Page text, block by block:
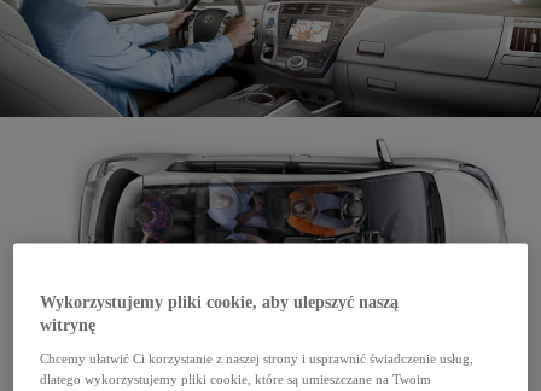
Moja Toyota
Wykorzystujemy pliki cookie, aby ulepszyć naszą
witrynę
Chcemy ułatwić Ci korzystanie z naszej strony i usprawnić świadczenie usług,
dlatego wykorzystujemy pliki cookie, które są umieszczane na Twoim